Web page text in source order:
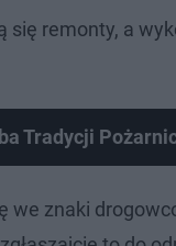
remonty, a
Tradycji
we znaki